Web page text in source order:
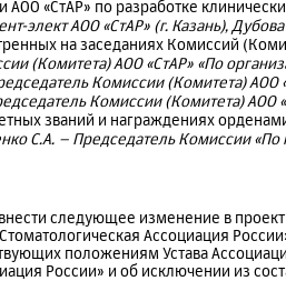
АОО «СтАР» по разработке
элект АОО «СтАР» (г. Казань),
на заседаниях Комиссий
(Комитета) АОО «СтАР» «По
Комиссии (Комитета) АОО
Комиссии (Комитета) АОО
званий и награждениях
С.А. – Председатель Комиссии «По
следующее изменение в проект
Ассоциация
положениям Устава
России» и об исключении из